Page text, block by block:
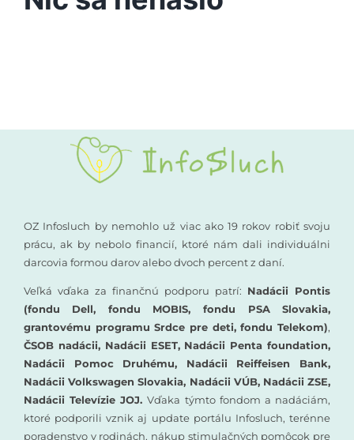
Vyšetrenia sluchu
Rané poradenstvo
Vzdelávanie
OZ Infosluch by nemohlo už viac ako 19 rokov robiť svoju
prácu, ak by nebolo financií, ktoré nám dali individuálni
darcovia formou darov alebo dvoch percent z daní.
Veľká vďaka za finančnú podporu patrí: Nadácii Pontis
(fondu Dell, fondu MOBIS, fondu PSA Slovakia,
grantovému programu Srdce pre deti, fondu Telekom),
ČSOB nadácii, Nadácii ESET, Nadácii Penta foundation,
Nadácii Pomoc Druhému, Nadácii Reiffeisen Bank,
Nadácii Volkswagen Slovakia, Nadácii VÚB, Nadácii ZSE,
Nadácii Televízie JOJ.Vďaka týmto fondom a nadáciám,
ktoré podporili vznik aj update portálu Infosluch, terénne
poradenstvo v rodinách, nákup stimulačných pomôcok pre